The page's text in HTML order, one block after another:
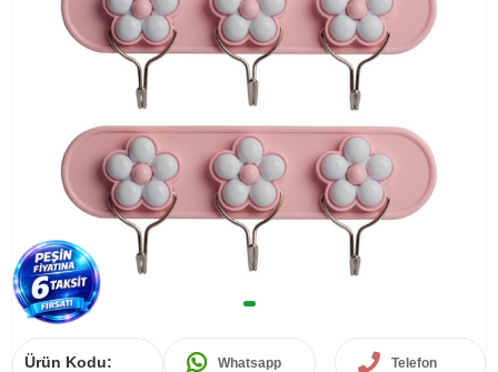
Ürün Kodu: Whatsapp Telefon